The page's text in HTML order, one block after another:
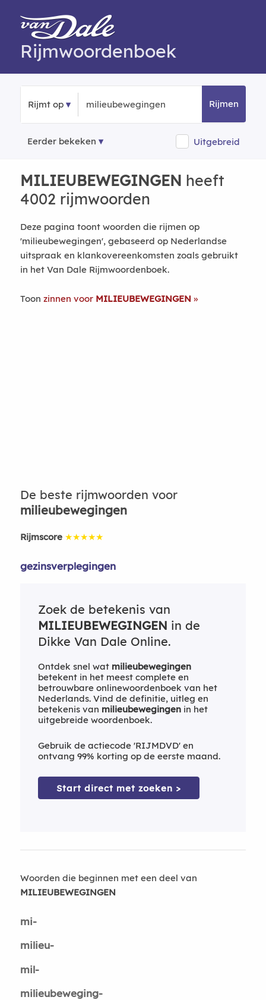
Rijmwoordenboek
Rijmt op Rijmen
Eerder bekeken Uitgebreid
MILIEUBEWEGINGEN heeft
4002 rijmwoorden
Deze pagina toont woorden die rijmen op
'milieubewegingen', gebaseerd op Nederlandse
uitspraak en klankovereenkomsten zoals gebruikt
in het Van Dale Rijmwoordenboek.
Toon zinnen voor MILIEUBEWEGINGEN
De beste rijmwoorden voor
milieubewegingen
Rijmscore ★★★★★
gezinsverplegingen
Zoek de betekenis van
MILIEUBEWEGINGEN in de
Dikke Van Dale Online.
Ontdek snel wat milieubewegingen
betekent in het meest complete en
betrouwbare onlinewoordenboek van het
Nederlands. Vind de definitie, uitleg en
betekenis van milieubewegingenin het
uitgebreide woordenboek.
Gebruik de actiecode 'RIJMDVD' en
ontvang 99% korting op de eerste maand.
Start direct met zoeken >
Woorden die beginnen met een deel van
MILIEUBEWEGINGEN
mi-
milieu-
mil-
milieubeweging-